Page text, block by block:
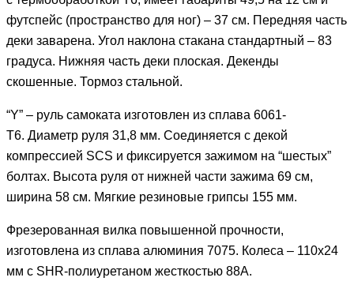
футспейс (пространство для ног) – 37 см. Передняя часть
деки заварена. Угол наклона стакана стандартный – 83
градуса. Нижняя часть деки плоская. Декенды
скошенные. Тормоз стальной.
“Y” – руль самоката изготовлен из сплава 6061-
T6. Диаметр руля 31,8 мм. Соединяется с декой
компрессией SCS и фиксируется зажимом на “шестых”
болтах. Высота руля от нижней части зажима 69 см,
ширина 58 см. Мягкие резиновые грипсы 155 мм.
Фрезерованная вилка повышенной прочности,
изготовлена из сплава алюминия 7075. Колеса – 110х24
мм с SHR-полиуретаном жесткостью 88А.